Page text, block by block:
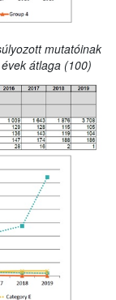
mutatóinak
átlaga (100)